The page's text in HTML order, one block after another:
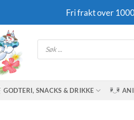
Fri frakt over
Products
search
GODTERI, SNACKS & DRIKKE